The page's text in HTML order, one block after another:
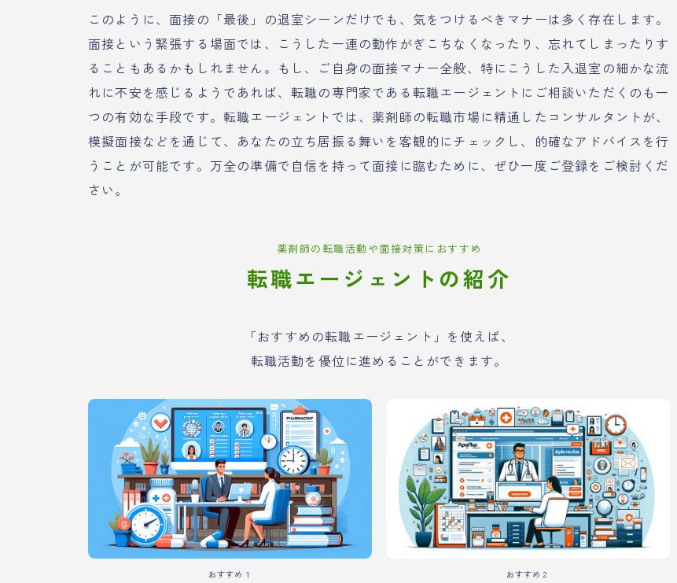
このように、面接の「最後」の退室シーンだけでも、気をつけるべきマナーは多く存在します。
面接という緊張する場面では、こうした一連の動作がぎこちなくなったり、忘れてしまったりす
ることもあるかもしれません。もし、ご自身の面接マナー全般、特にこうした入退室の細かな流
れに不安を感じるようであれば、転職の専門家である転職エージェントにご相談いただくのも一
つの有効な手段です。転職エージェントでは、薬剤師の転職市場に精通したコンサルタントが、
模擬面接などを通じて、あなたの立ち居振る舞いを客観的にチェックし、的確なアドバイスを行
うことが可能です。万全の準備で自信を持って面接に臨むために、ぜひ一度ご登録をご検討くだ
さい。
薬剤師の転職活動や面接対策におすすめ
転職エージェントの紹介
「おすすめの転職エージェント」を使えば、
転職活動を優位に進めることができます。
おすすめ１ おすすめ２